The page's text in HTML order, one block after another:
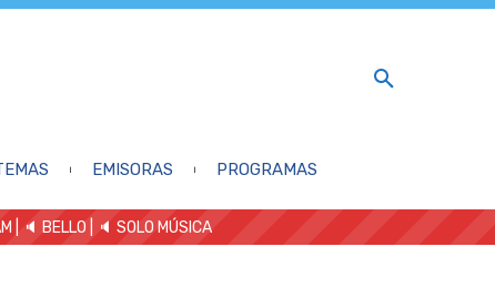
EMISORAS PROGRAMAS
| 🔈 BELLO 🔈 SOLO MÚSICA